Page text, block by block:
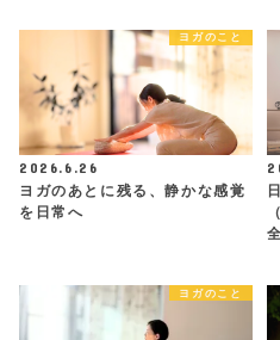
ヨガのこと
2026.6.26
ヨガのあとに残る、静かな感覚
を日常へ
ヨガのこと